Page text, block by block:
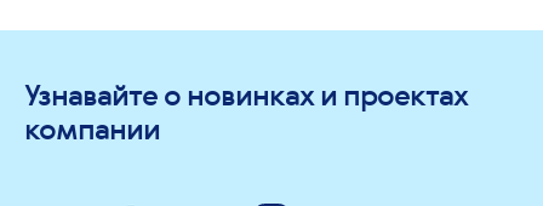
Узнавайте о новинках и проектах
компании